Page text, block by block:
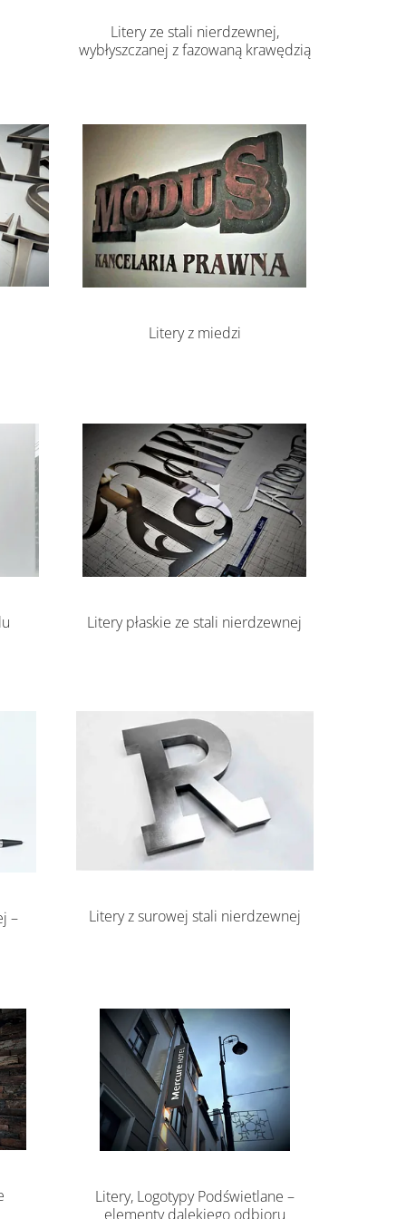
Litery ze stali nierdzewnej,
wybłyszczanej z fazowaną krawędzią
Litery z miedzi
Litery płaskie ze stali nierdzewnej
– Litery z surowej stali nierdzewnej
Litery, Logotypy Podświetlane –
elementy dalekiego odbioru